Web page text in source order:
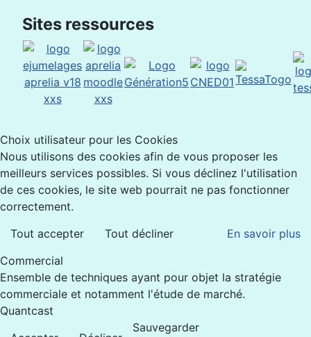
Sites ressources
Choix utilisateur pour les Cookies
Nous utilisons des cookies afin de vous proposer les
meilleurs services possibles. Si vous déclinez l'utilisation
de ces cookies, le site web pourrait ne pas fonctionner
correctement.
Tout accepter
Tout décliner
En savoir plus
Commercial
Ensemble de techniques ayant pour objet la stratégie
commerciale et notamment l'étude de marché.
Quantcast
Sauvegarder